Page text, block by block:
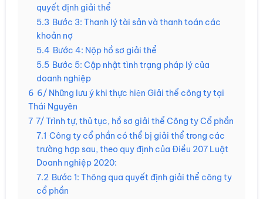
quyết định giải thể
5.3 Bước 3: Thanh lý tài sản và thanh toán các
khoản nợ
5.4 Bước 4: Nộp hồ sơ giải thể
5.5 Bước 5: Cập nhật tình trạng pháp lý của
doanh nghiệp
6 6/ Những lưu ý khi thực hiện Giải thể công ty tại
Thái Nguyên
7 7/ Trình tự, thủ tục, hồ sơ giải thể Công ty Cổ phần
7.1 Công ty cổ phần có thể bị giải thể trong các
trường hợp sau, theo quy định của Điều 207 Luật
Doanh nghiệp 2020:
7.2 Bước 1: Thông qua quyết định giải thể công ty
cổ phần